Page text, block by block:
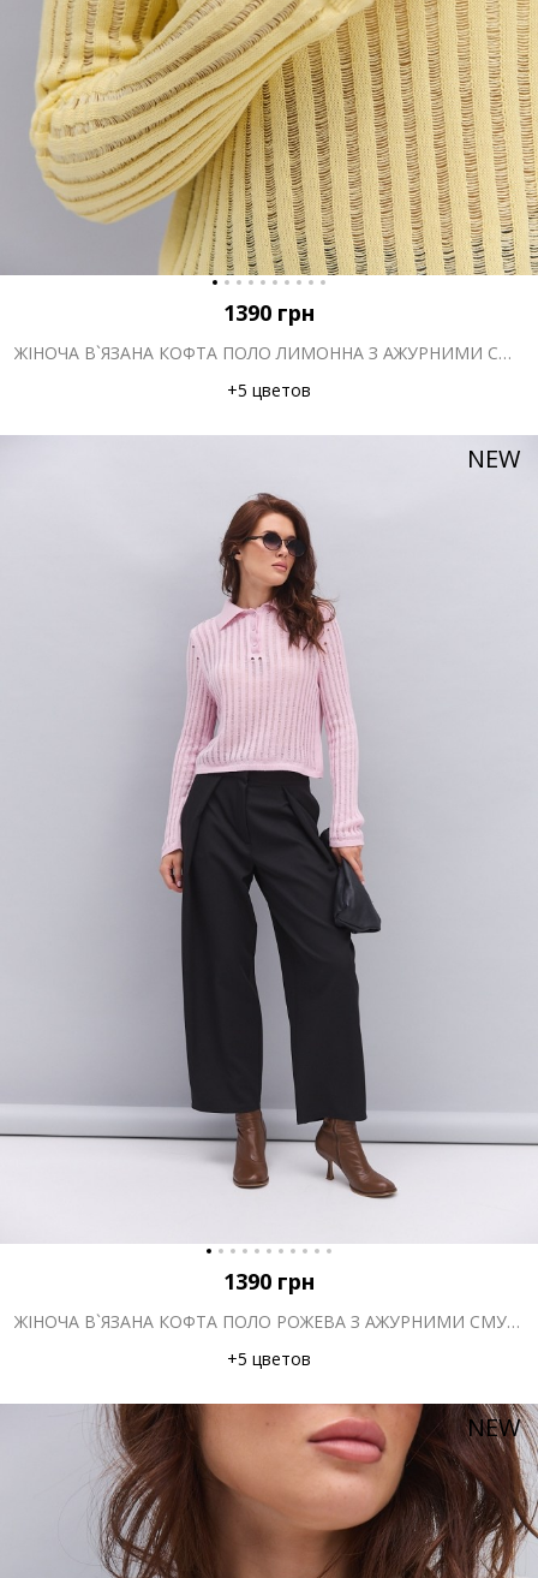
1390 грн
ЖІНОЧА В`ЯЗАНА КОФТА ПОЛО ЛИМОННА З АЖУРНИМИ СМУЖКАМИ
+5 цветов
NEW
1390 грн
ЖІНОЧА В`ЯЗАНА КОФТА ПОЛО РОЖЕВА З АЖУРНИМИ СМУЖКАМИ
+5 цветов
NEW